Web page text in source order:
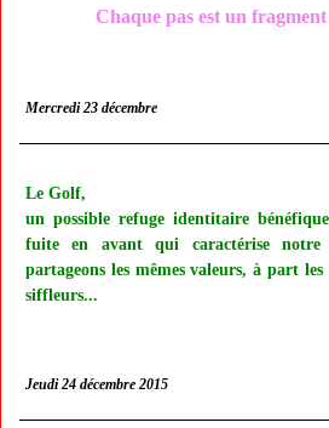
Chaque pas est un
Mercredi 23 décembre
Le Golf,
un possible refuge identitaire
fuite en avant qui caractérise notre
partageons les mêmes valeurs, à part les
siffleurs...
Jeudi 24 décembre 2015